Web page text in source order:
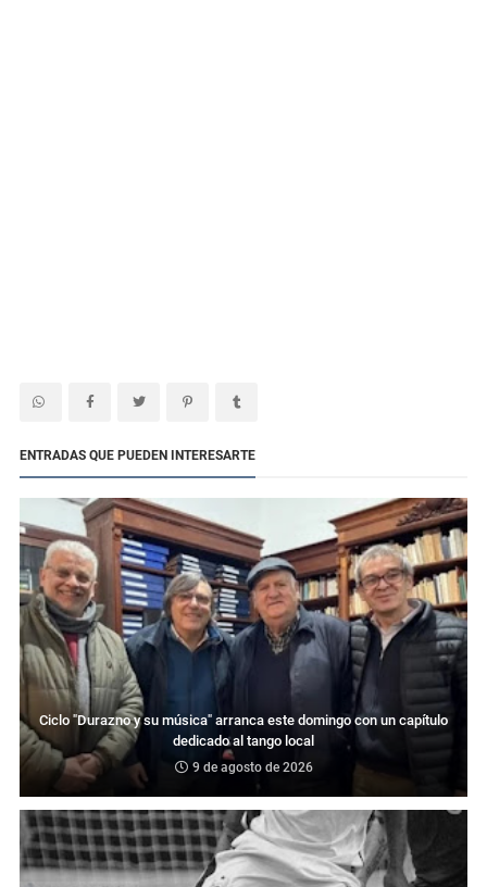
ENTRADAS QUE PUEDEN INTERESARTE
Ciclo "Durazno y su música" arranca este domingo con un capítulo
dedicado al tango local
9 de agosto de 2026